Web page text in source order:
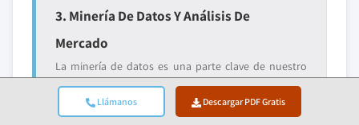
Llámanos Descargar PDF Gratis
3. Minería De Datos Y Análisis De
Mercado
La minería de datos es una parte clave de nuestro
proceso de investigación, contribuyendo con casi el
20% a la metodología general. Implica analizar la